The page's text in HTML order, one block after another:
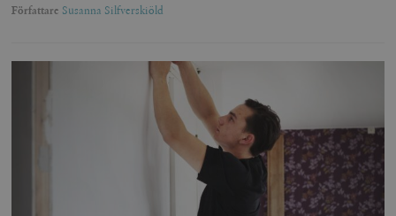
Författare Susanna Silfverskiöld